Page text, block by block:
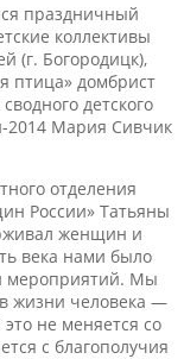
праздничный
коллективы
(г. Богородицк),
птица» домбрист
детского
2014 Мария Сивчик
отделения
России» Татьяны
женщин и
века нами было
мероприятий. Мы
жизни человека —
не меняется со
с благополучия